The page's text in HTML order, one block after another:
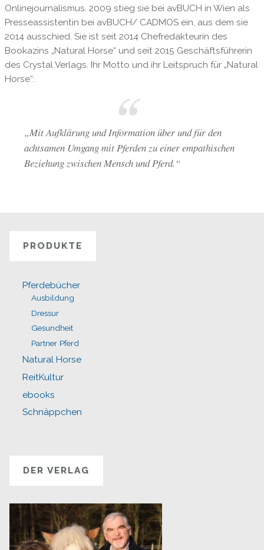
Onlinejournalismus. 2009 stieg sie bei avBUCH in Wien als
Presseassistentin bei avBUCH/ CADMOS ein, aus dem sie
2014 ausschied. Sie ist seit 2014 Chefredakteurin des
Bookazins „Natural Horse“ und seit 2015 Geschäftsführerin
des Crystal Verlags. Ihr Motto und ihr Leitspruch für „Natural
Horse“:
„Mit Aufklärung und Information über und für den
achtsamen Umgang mit Pferden zu einer empathischen
Beziehung zwischen Mensch und Pferd.“
PRODUKTE
Pferdebücher
Ausbildung
Dressur
Gesundheit
Partner Pferd
Natural Horse
ReitKultur
ebooks
Schnäppchen
DER VERLAG